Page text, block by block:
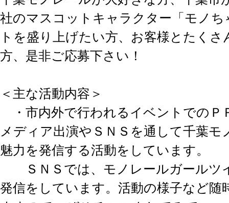
社のマスコットキャラクター「モノ
トを盛り上げたい方、お客様とたく
方、是非ご応募下さい！
＜主な活動内容＞
・市内外で行われるイベントでのＰ
メディア出演やＳＮＳを通して千葉モ
魅力を発信する活動をしています。
ＳＮＳでは、モノレールガールツ
発信をしています。活動の様子など随